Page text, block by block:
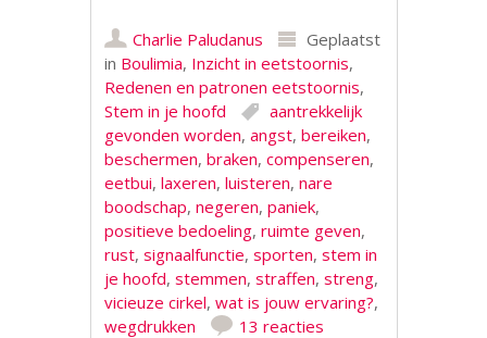
Charlie Paludanus
Geplaatst
in Boulimia, Inzicht in eetstoornis,
Redenen en patronen eetstoornis,
Stem in je hoofd
aantrekkelijk
gevonden worden,angst,bereiken,
beschermen,braken,compenseren,
eetbui,laxeren,luisteren,nare
boodschap,negeren,paniek,
positieve bedoeling,ruimte geven,
rust,signaalfunctie,sporten,stem in
je hoofd,stemmen,straffen,streng,
vicieuze cirkel,wat is jouw ervaring?,
wegdrukken
13 reacties